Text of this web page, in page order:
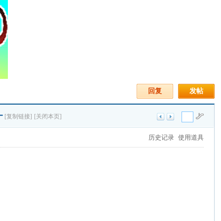
发帖
回复
[复制链接] [关闭本页]
历史记录 使用道具